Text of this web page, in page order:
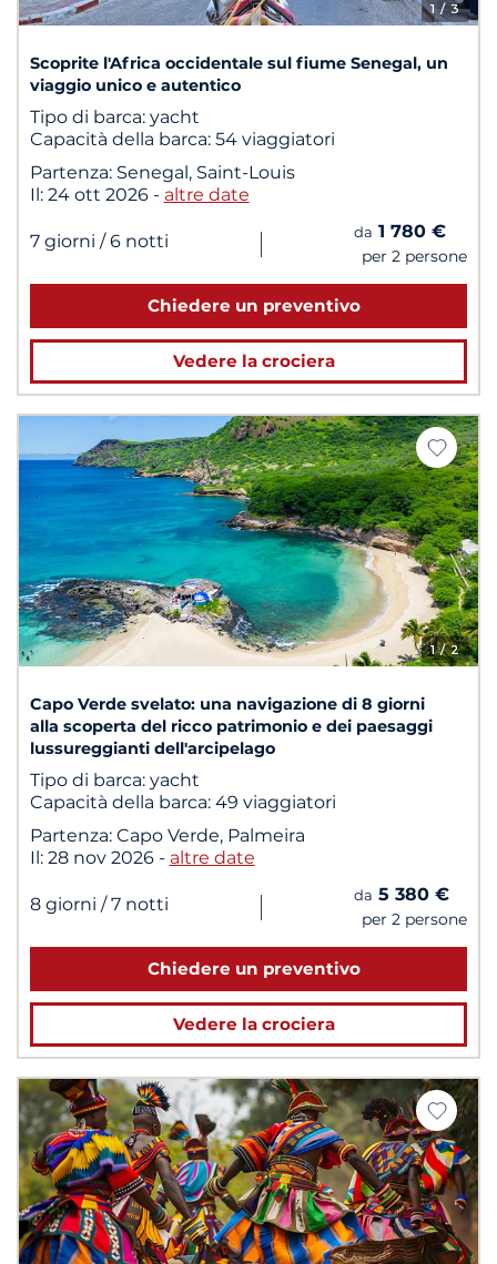
1/ 3
Scoprite l'Africa occidentale sul fiume Senegal, un
viaggio unico e autentico
Tipo di barca: yacht
Capacità della barca: 54 viaggiatori
Partenza: Senegal, Saint-Louis
Il: 24 ott 2026 - altre date
7 giorni / 6 notti | da 1 780 €
per 2 persone
Chiedere un preventivo
Vedere la crociera
1/ 2
Capo Verde svelato: una navigazione di 8 giorni
alla scoperta del ricco patrimonio e dei paesaggi
lussureggianti dell'arcipelago
Tipo di barca: yacht
Capacità della barca: 49 viaggiatori
Partenza: Capo Verde, Palmeira
Il: 28 nov 2026 - altre date
8 giorni / 7 notti | da 5 380 €
per 2 persone
Chiedere un preventivo
Vedere la crociera